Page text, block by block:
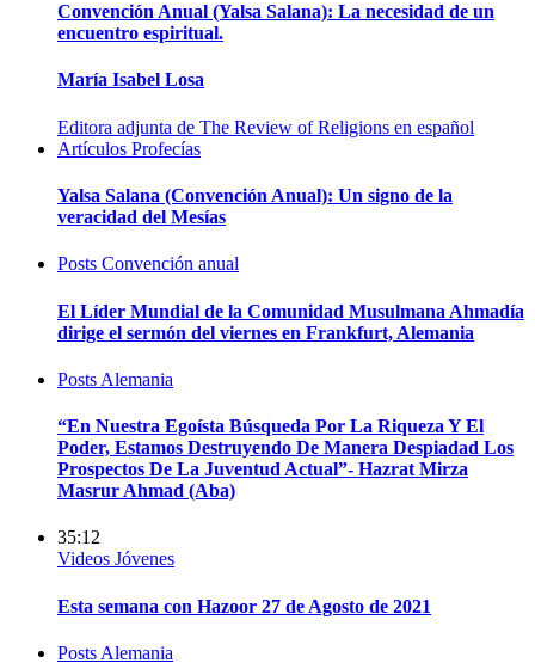
Convención Anual (Yalsa Salana): La necesidad de un
encuentro espiritual.
María Isabel Losa
Editora adjunta de The Review of Religions en español
Artículos Profecías
Yalsa Salana (Convención Anual): Un signo de la
veracidad del Mesías
Posts Convención anual
El Líder Mundial de la Comunidad Musulmana Ahmadía
dirige el sermón del viernes en Frankfurt, Alemania
Posts Alemania
“En Nuestra Egoísta Búsqueda Por La Riqueza Y El
Poder, Estamos Destruyendo De Manera Despiadad Los
Prospectos De La Juventud Actual”- Hazrat Mirza
Masrur Ahmad (Aba)
35:12
Videos Jóvenes
Esta semana con Hazoor 27 de Agosto de 2021
Posts Alemania